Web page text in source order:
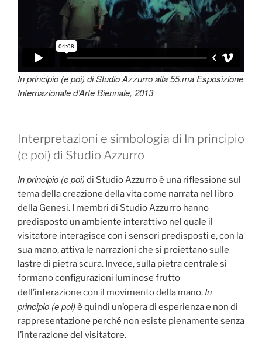
In principio (e poi) di Studio Azzurro alla 55.ma Esposizione
Internazionale d’Arte Biennale, 2013
Interpretazioni e simbologia di In principio
(e poi) di Studio Azzurro
In principio (e poi) di Studio Azzurro è una riflessione sul
tema della creazione della vita come narrata nel libro
della Genesi. I membri di Studio Azzurro hanno
predisposto un ambiente interattivo nel quale il
visitatore interagisce con i sensori predisposti e, con la
sua mano, attiva le narrazioni che si proiettano sulle
lastre di pietra scura. Invece, sulla pietra centrale si
formano configurazioni luminose frutto
dell’interazione con il movimento della mano. In
principio (e poi) è quindi un’opera di esperienza e non di
rappresentazione perché non esiste pienamente senza
l’interazione del visitatore.